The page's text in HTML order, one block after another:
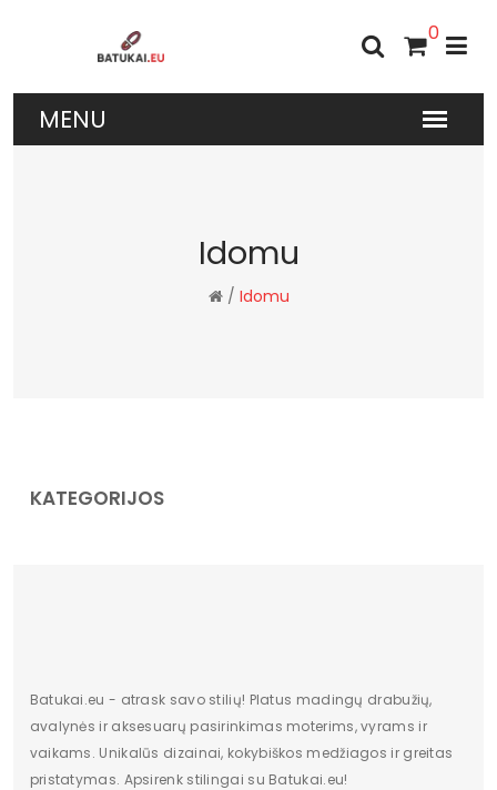
0
Idomu
/ Idomu
KATEGORIJOS
Batukai.eu - atrask savo stilių! Platus madingų drabužių,
avalynės ir aksesuarų pasirinkimas moterims, vyrams ir
vaikams. Unikalūs dizainai, kokybiškos medžiagos ir greitas
pristatymas. Apsirenk stilingai su Batukai.eu!